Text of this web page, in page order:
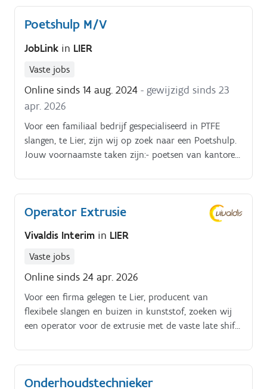
Poetshulp M/V
JobLink in LIER
Vaste jobs
Online sinds 14 aug. 2024 - gewijzigd sinds 23
apr. 2026
Voor een familiaal bedrijf gespecialiseerd in PTFE
slangen, te Lier, zijn wij op zoek naar een Poetshulp.
Jouw voornaamste taken zijn:- poetsen van kantoren,
sanitair onderhouden;- verplaatsing van Lier naar
Schilde
Operator Extrusie
Vivaldis Interim in LIER
Vaste jobs
Online sinds 24 apr. 2026
Voor een firma gelegen te Lier, producent van
flexibele slangen en buizen in kunststof, zoeken wij
een operator voor de extrusie met de vaste late shift.
kunststof slangen.
Onderhoudstechnieker